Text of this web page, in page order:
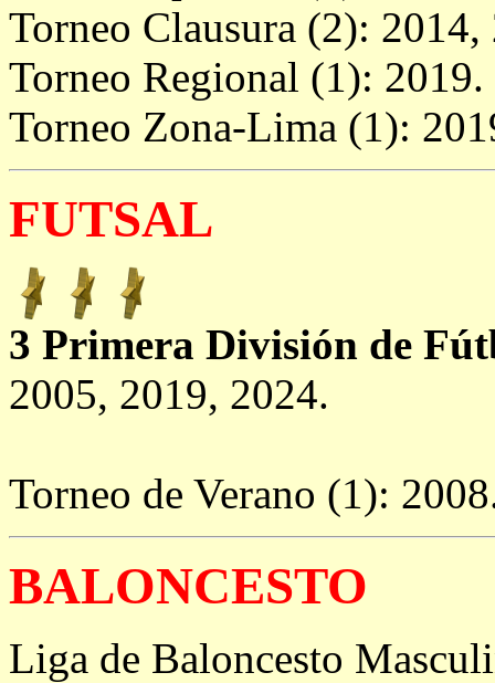
Torneo Clausura (2): 2014,
Torneo Regional (1): 2019.
Torneo Zona-Lima (1):
FUTSAL
3 Primera División de
2005, 2019, 2024.
Torneo de Verano (1):
BALONCESTO
Liga de Baloncesto